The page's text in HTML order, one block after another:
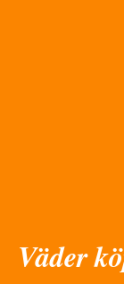
Väder